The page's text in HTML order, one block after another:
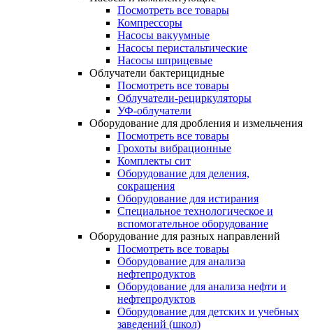
Посмотреть все товары
Компрессоры
Насосы вакуумные
Насосы перистальтические
Насосы шприцевые
Облучатели бактерицидные
Посмотреть все товары
Облучатели-рециркуляторы
УФ-облучатели
Оборудование для дробления и измельчения
Посмотреть все товары
Грохоты вибрационные
Комплекты сит
Оборудование для деления,
сокращения
Оборудование для истирания
Специальное технологическое и
вспомогательное оборудование
Оборудование для разных направлений
Посмотреть все товары
Оборудование для анализа
нефтепродуктов
Оборудование для анализа нефти и
нефтепродуктов
Оборудование для детских и учебных
заведений (школ)